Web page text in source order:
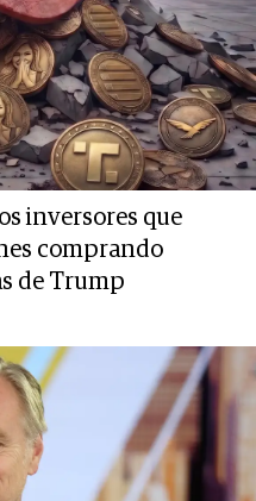
inversores que
comprando
de Trump